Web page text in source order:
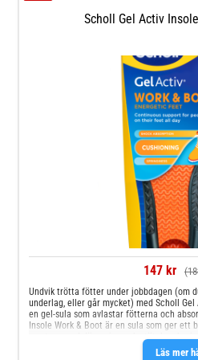
storleken 35,5-40,5. Du klipper sulan till
Scholl Gel Activ Insole Everyday får du ett
Scholl Gel Activ
147 kr
Läs mer
Undvik trötta fötter under jobbdagen (om
underlag, eller går mycket) med Scholl
en gel-sula som avlastar fötterna och
Insole Work & Boot är en sula som ger ett
går eller utför vardagssysslor.Du kan